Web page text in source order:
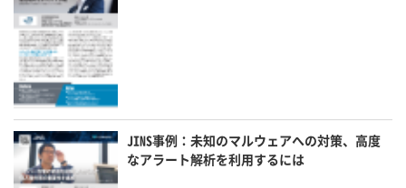
JINS事例：未知のマルウェアへの対策、高度
なアラート解析を利用するには